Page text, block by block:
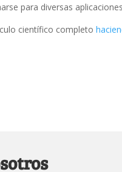
para diversas
científico completo